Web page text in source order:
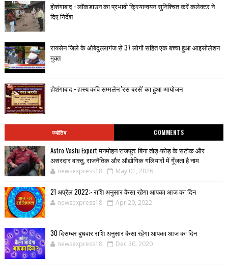
होशंगाबाद - लॉकडाउन का प्रभावी क्रियान्वयन सुनिश्चित करें कलेक्टर ने
दिए निर्देश
रायसेन जिले के ओबेदुल्लागंज से 37 लोगों सहित एक बच्चा हुआ आइसोलेशन
मुक्त
होशंगाबाद - हास्य कवि सम्मलेन 'रस बरसे' का हुआ आयोजन
ज्योतिष COMMENTS
Astro Vastu Expert मनमोहन राजपूत: बिना तोड़-फोड़ के सटीक और
असरदार वास्तु, राजनैतिक और औद्योगिक गलियारों में गूँजता है नाम
newsexpress18 May 01, 2026
21 अप्रैल 2022:- राशि अनुसार कैसा रहेगा आपका आज का दिन
newsexpress18 Apr 20, 2022
30 दिसम्बर बुधवार राशि अनुसार कैसा रहेगा आपका आज का दिन
newsexpress18 Dec 30, 2020